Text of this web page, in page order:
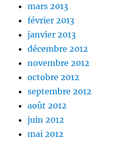
mars 2013
février 2013
janvier 2013
décembre 2012
novembre 2012
octobre 2012
septembre 2012
août 2012
juin 2012
mai 2012